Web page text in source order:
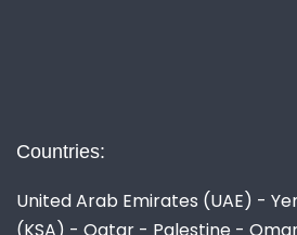
Countries:
United Arab Emirates (UAE) -